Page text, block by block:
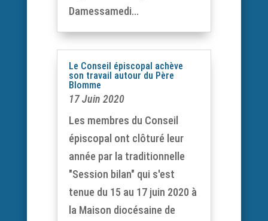
Damessamedi...
Le Conseil épiscopal achève
son travail autour du Père
Blomme
17 Juin 2020
Les membres du Conseil
épiscopal ont clôturé leur
année par la traditionnelle
"Session bilan" qui s'est
tenue du 15 au 17 juin 2020 à
la Maison diocésaine de